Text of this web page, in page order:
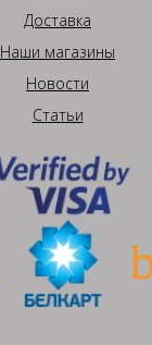
Доставка
Наши магазины
Новости
Статьи